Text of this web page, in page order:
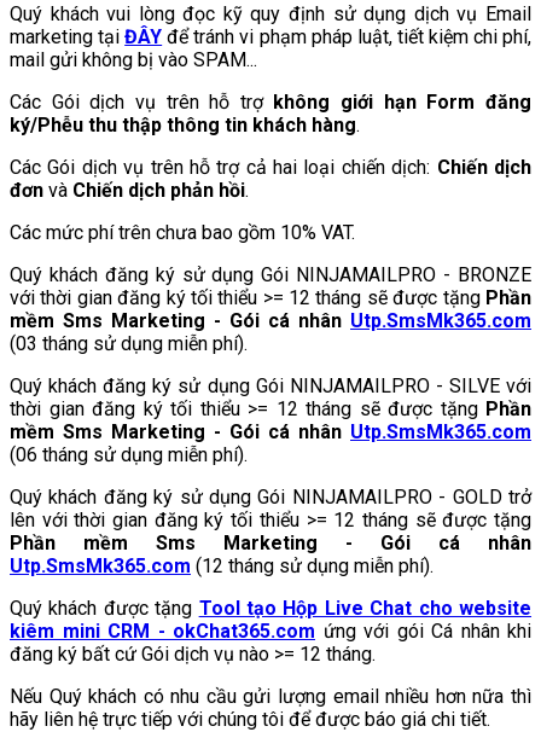
Quý khách vui lòng đọc kỹ quy định sử dụng dịch vụ Email
marketing tạiĐÂY để tránh vi phạm pháp luật, tiết kiệm chi phí,
mail gửi không bị vào SPAM...
Các Gói dịch vụ trên hỗ trợ không giới hạn Form đăng
ký/Phễu thu thập thông tin khách hàng.
Các Gói dịch vụ trên hỗ trợ cả hai loại chiến dịch: Chiến dịch
đơn và Chiến dịch phản hồi.
Các mức phí trên chưa bao gồm 10% VAT.
Quý khách đăng ký sử dụng Gói NINJAMAILPRO - BRONZE
với thời gian đăng ký tối thiểu >= 12 tháng sẽ được tặng Phần
mềm Sms Marketing - Gói cá nhân Utp.SmsMk365.com
(03 tháng sử dụng miễn phí).
Quý khách đăng ký sử dụng Gói NINJAMAILPRO - SILVE với
thời gian đăng ký tối thiểu >= 12 tháng sẽ được tặng Phần
mềm Sms Marketing - Gói cá nhân Utp.SmsMk365.com
(06 tháng sử dụng miễn phí).
Quý khách đăng ký sử dụng Gói NINJAMAILPRO - GOLD trở
lên với thời gian đăng ký tối thiểu >= 12 tháng sẽ được tặng
Phần mềm Sms Marketing - Gói cá nhân
Utp.SmsMk365.com (12 tháng sử dụng miễn phí).
Quý khách được tặng Tool tạo Hộp Live Chat cho website
kiêm mini CRM - okChat365.com ứng với gói Cá nhân khi
đăng ký bất cứ Gói dịch vụ nào >= 12 tháng.
Nếu Quý khách có nhu cầu gửi lượng email nhiều hơn nữa thì
hãy liên hệ trực tiếp với chúng tôi để được báo giá chi tiết.